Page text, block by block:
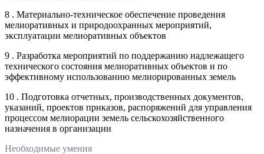
8 . Материально-техническое обеспечение проведения
мелиоративных и природоохранных мероприятий,
эксплуатации мелиоративных объектов
9 . Разработка мероприятий по поддержанию надлежащего
технического состояния мелиоративных объектов и по
эффективному использованию мелиорированных земель
10 . Подготовка отчетных, производственных документов,
указаний, проектов приказов, распоряжений для управления
процессом мелиорации земель сельскохозяйственного
назначения в организации
Необходимые умения